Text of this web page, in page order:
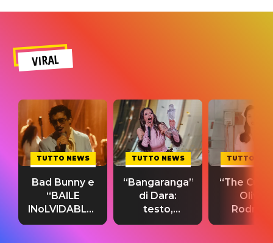
VIRAL
TUTTO NEWS
Bad Bunny e
“BAILE
INoLVIDABLE”:
testo,
TUTTO NEWS
“Bangaranga”
di Dara:
testo,
traduzione e
TUTTO
“The
Olivia
testo,